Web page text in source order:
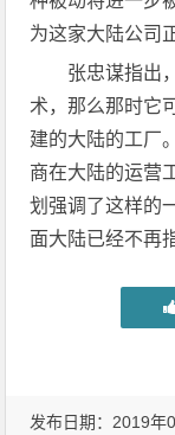
为这家大陆公司
张忠谋指出
术，那么那时它
建的大陆的工厂
商在大陆的运营
划强调了这样的
面大陆已经不再
发布日期：2019